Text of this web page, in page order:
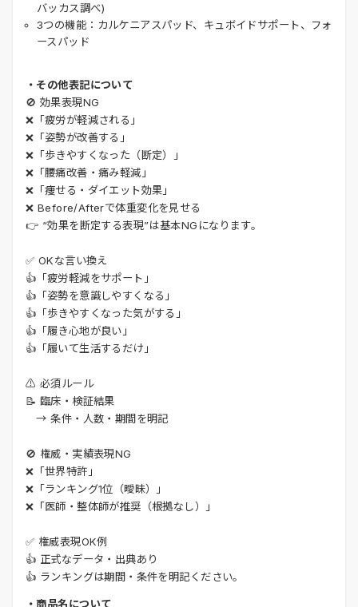
バッカス調べ)
3つの機能：カルケニアスパッド、キュボイドサポート、フォ
ースパッド
・その他表記について
🚫 効果表現NG
❌「疲労が軽減される」
❌「姿勢が改善する」
❌「歩きやすくなった（断定）」
❌「腰痛改善・痛み軽減」
❌「痩せる・ダイエット効果」
❌ Before/Afterで体重変化を見せる
👉 “効果を断定する表現”は基本NGになります。
✅ OKな言い換え
👍「疲労軽減をサポート」
👍「姿勢を意識しやすくなる」
👍「歩きやすくなった気がする」
👍「履き心地が良い」
👍「履いて生活するだけ」
⚠️ 必須ルール
📝 臨床・検証結果
→ 条件・人数・期間を明記
🚫 権威・実績表現NG
❌「世界特許」
❌「ランキング1位（曖昧）」
❌「医師・整体師が推奨（根拠なし）」
✅ 権威表現OK例
👍 正式なデータ・出典あり
👍 ランキングは期間・条件を明記ください。
・商品名について